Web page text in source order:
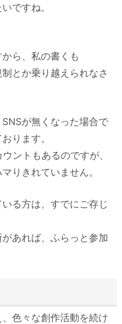
ですね。
ら、私の書くも
とか乗り越えられなさ
が無くなった場合で
ります。
ントもあるのですが、
りきれていません。
る方は、すでにご存じ
あれば、ふらっと参加
色々な創作活動を続け